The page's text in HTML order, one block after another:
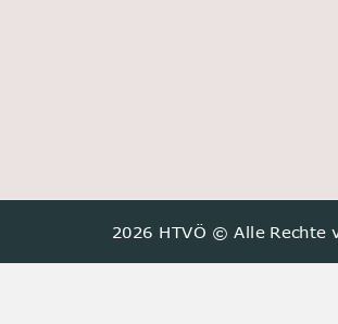
2026 HTVÖ © Alle Rechte